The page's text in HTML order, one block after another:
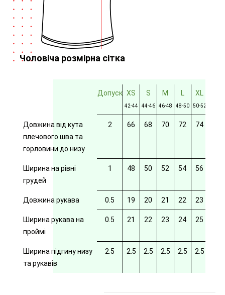
Чоловіча розмірна сітка
Допуск XS
42-44
S
44-46
M
46-48
L
48-50
XL
50-52
Довжина від кута
плечового шва та
горловини до низу
2 66 68 70 72 74
Ширина на рівні
грудей
1 48 50 52 54 56
Довжина рукава 0.5 19 20 21 22 23
Ширина рукава на
проймі
0.5 21 22 23 24 25
Ширина підгину низу
та рукавів
2.5 2.5 2.5 2.5 2.5 2.5